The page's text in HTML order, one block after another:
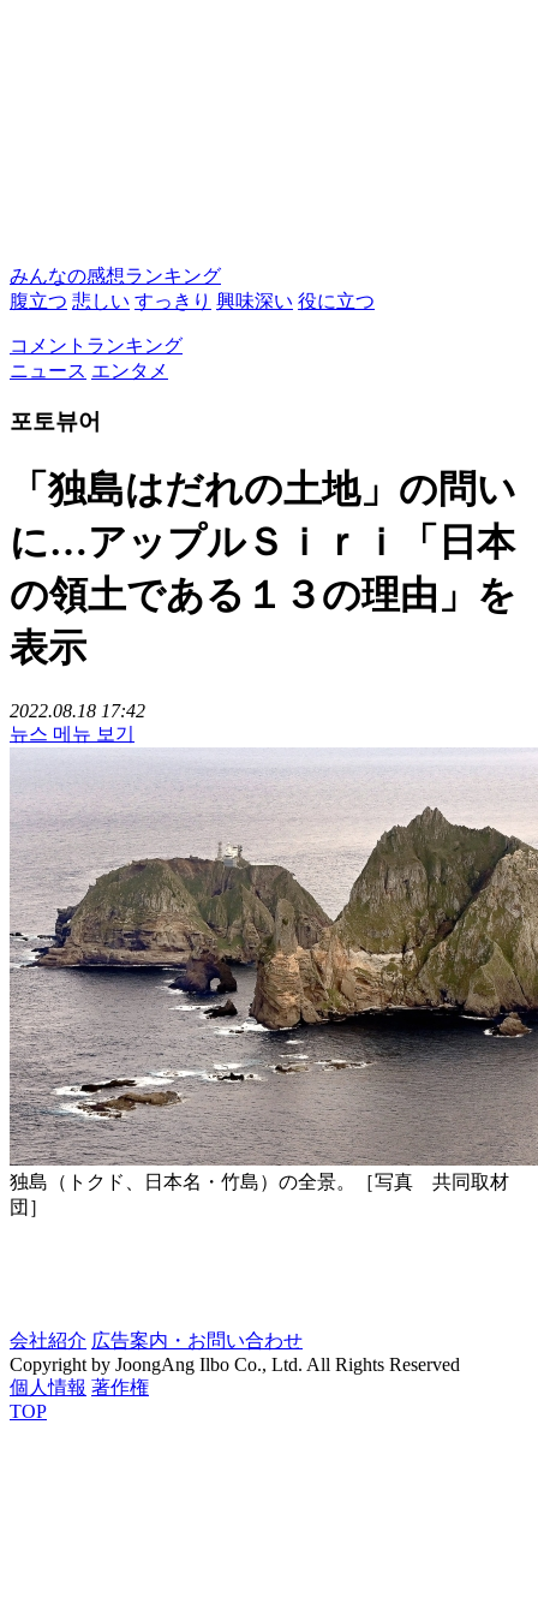
みんなの感想ランキング
腹立つ 悲しい すっきり 興味深い 役に立つ
コメントランキング
ニュース エンタメ
포토뷰어
「独島はだれの土地」の問い
に…アップルＳｉｒｉ「日本
の領土である１３の理由」を
表示
2022.08.18 17:42
뉴스 메뉴 보기
独島（トクド、日本名・竹島）の全景。［写真 共同取材
団］
会社紹介 広告案内・お問い合わせ
Copyright by JoongAng Ilbo Co., Ltd. All Rights Reserved
個人情報 著作権
TOP